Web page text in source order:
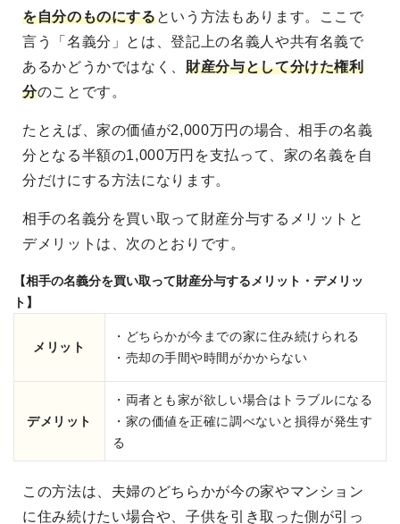
を自分のものにするという方法もあります。ここで
言う「名義分」とは、登記上の名義人や共有名義で
あるかどうかではなく、財産分与として分けた権利
分のことです。
たとえば、家の価値が2,000万円の場合、相手の名義
分となる半額の1,000万円を支払って、家の名義を自
分だけにする方法になります。
相手の名義分を買い取って財産分与するメリットと
デメリットは、次のとおりです。
【相手の名義分を買い取って財産分与するメリット・デメリッ
ト】
メリット
・どちらかが今までの家に住み続けられる
・売却の手間や時間がかからない
デメリット
・両者とも家が欲しい場合はトラブルになる
・家の価値を正確に調べないと損得が発生す
る
この方法は、夫婦のどちらかが今の家やマンション
に住み続けたい場合や、子供を引き取った側が引っ